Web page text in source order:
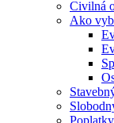
Civilná
Ako
Poplatky